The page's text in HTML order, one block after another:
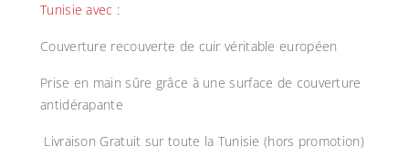
Tunisie avec :
Couverture recouverte de cuir véritable européen
Prise en main sûre grâce à une surface de couverture
antidérapante
Livraison Gratuit sur toute la Tunisie (hors promotion)